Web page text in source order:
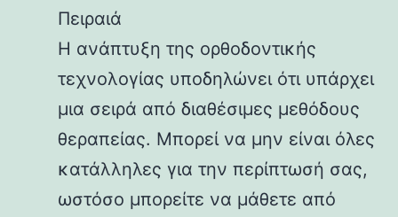
Πειραιά
Η ανάπτυξη της ορθοδοντικής
τεχνολογίας υποδηλώνει ότι υπάρχει
μια σειρά από διαθέσιμες μεθόδους
θεραπείας. Μπορεί να μην είναι όλες
κατάλληλες για την περίπτωσή σας,
ωστόσο μπορείτε να μάθετε από